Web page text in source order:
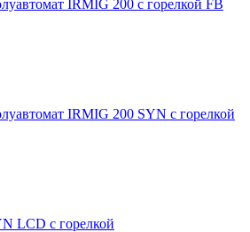
IRMIG 200 с горелкой FB
IRMIG 200 SYN с горелкой
LCD с горелкой